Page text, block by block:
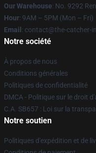
Our Warehouse: No. 9292
Hour: 9AM – 5PM (Mon – Fri)
Email : contact@the-catcher-
Notre société
À propos de nous
Conditions générales
Politiques de confidentialité
DMCA - Politique sur le droit
C.A. SB657 : Loi sur la
Notre soutien
Politiques d'expédition et de